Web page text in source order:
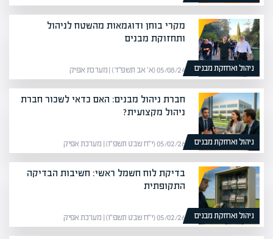
ניהול ואחזקת מבנים
מקרי בוחן ודוגמאות מהשטח לניהול
ותחזוקת מבנים
05/08/24 (א׳ אב תשפ״ד) | מערכת אפיק
ניהול ואחזקת מבנים
חברת ניהול מבנים: האם כדאי לשכור חברת
ניהול מקצועית?
05/02/26 (י״ח שבט תשפ״ו) | מערכת אפיק
ניהול ואחזקת מבנים
בדיקת לוח חשמל ראשי: חשיבות הבדיקה
התקופתית
05/02/26 (י״ח שבט תשפ״ו) | מערכת אפיק